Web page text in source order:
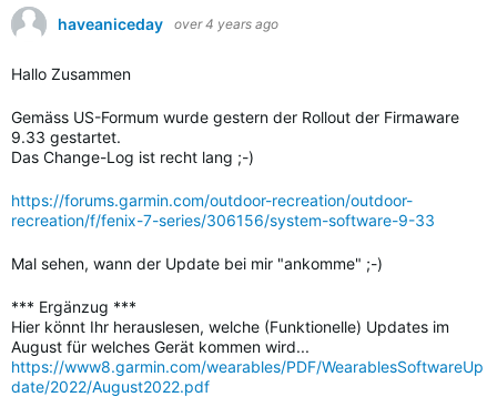
haveaniceday over 4 years ago
Hallo Zusammen
Gemäss US-Formum wurde gestern der Rollout der Firmaware
9.33 gestartet.
Das Change-Log ist recht lang ;-)
https://forums.garmin.com/outdoor-recreation/outdoor-
recreation/f/fenix-7-series/306156/system-software-9-33
Mal sehen, wann der Update bei mir "ankomme" ;-)
*** Ergänzug ***
Hier könnt Ihr herauslesen, welche (Funktionelle) Updates im
August für welches Gerät kommen wird...
https://www8.garmin.com/wearables/PDF/WearablesSoftwareUp
date/2022/August2022.pdf